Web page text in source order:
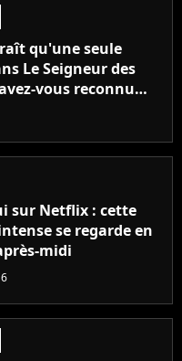
qu'une seule
Le Seigneur des
vous reconnu
du cinéma dans la
sur Netflix : cette
se regarde en
midi